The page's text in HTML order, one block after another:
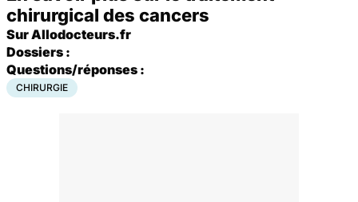
chirurgical des cancers
Sur Allodocteurs.fr
Dossiers :
Questions/réponses :
CHIRURGIE